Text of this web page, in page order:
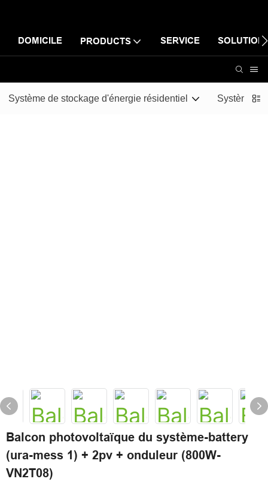
DOMICILE PRODUCTS SERVICE SOLUTION
Système de stockage d'énergie résidentiel Systèmes
Balcon photovoltaïque du système-battery
(ura-mess 1) + 2pv + onduleur (800W-
VN2T08)